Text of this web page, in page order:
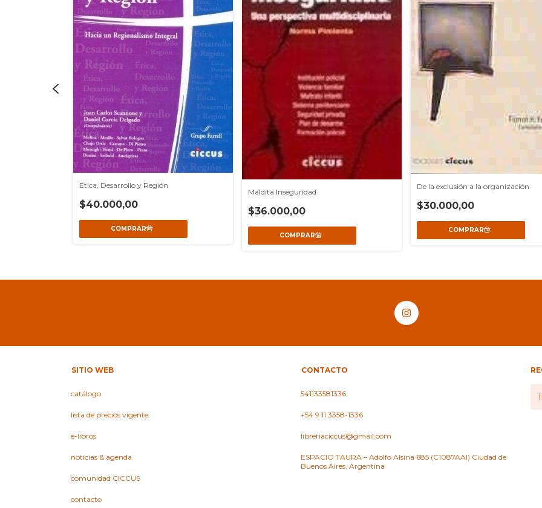
Ética, Desarrollo y Región
$40.000,00
Maldita Inseguridad
$36.000,00
De la exclusión a la organización
$30.000,00
SITIO WEB
catálogo
lista de precios vigente
e-libros
noticias & agenda
comunidad CICCUS
contacto
CONTACTO
541133581336
+54 9 11 3358-1336
libreriaciccus@gmail.com
ESPACIO TAURA – Adolfo Alsina 685 (C1087AAI) Ciudad de
Buenos Aires, Argentina